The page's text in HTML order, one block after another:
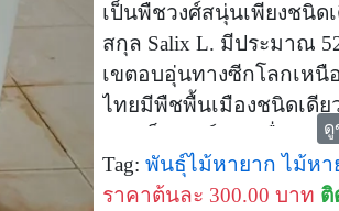
เป็นพืชวงศ์สนุ่นเพียงชนิด
สกุล Salix L. มีประมาณ
เขตอบอุ่นทางซีกโลกเหนื
ไทยมีพืชพื้นเมืองชนิดเดีย
อาจเป็นพันธุ์ผสม ชื่อสกุล
ต้นหลิว (willow tree)
เป็นไม้ผลัดใบระยะสั้น ลำ
ดู
Tag: พันธุ์ไม้หายาก ไม้หา
ราคาต้นละ 300.00 บาท ติ